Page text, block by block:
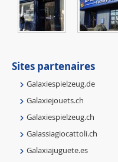
Sites partenaires
Galaxiespielzeug.de
Galaxiejouets.ch
Galaxiespielzeug.ch
Galassiagiocattoli.ch
Galaxiajuguete.es